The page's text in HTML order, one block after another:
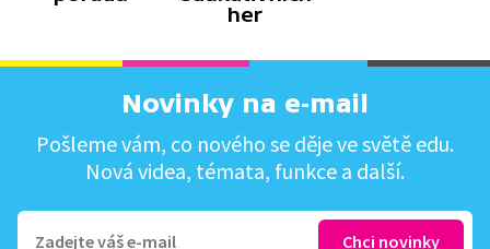
her
Novinky na e-mail
Pošleme vám, co nového se děje ve světě edu.
Nová videa, témata, funkce a další.